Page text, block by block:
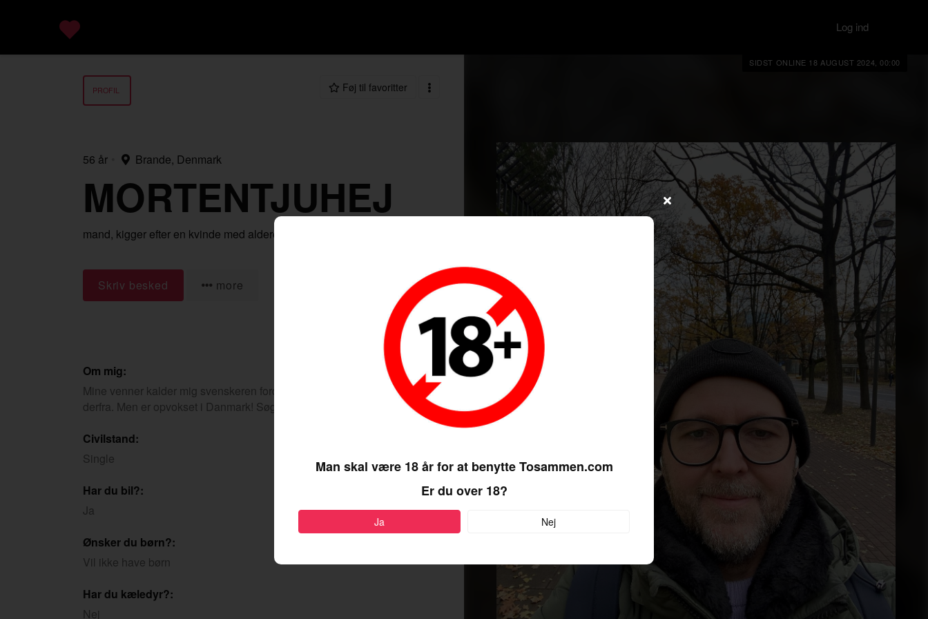
Log ind
SIDST ONLINE 18 AUGUST 2024, 00:00
PROFIL Føj til favoritter
56 år Brande, Denmark
MORTENTJUHEJ
mand, kigger efter en kvinde med alderen 40-60
Skriv besked more
Om mig:
Mine venner kalder mig svenskeren fordi jeg oprindeligt er
derfra. Men er opvokset i Danmark! Søger en kæreste
Civilstand:
Single
Har du bil?:
Ja
Ønsker du børn?:
Vil ikke have børn
Har du kæledyr?:
Nej
Man skal være 18 år for at benytte Tosammen.com
Er du over 18?
Ja Nej